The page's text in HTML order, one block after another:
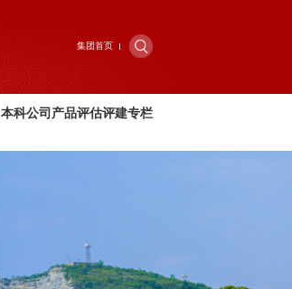
集团首页
本科公司产品评估评建专栏